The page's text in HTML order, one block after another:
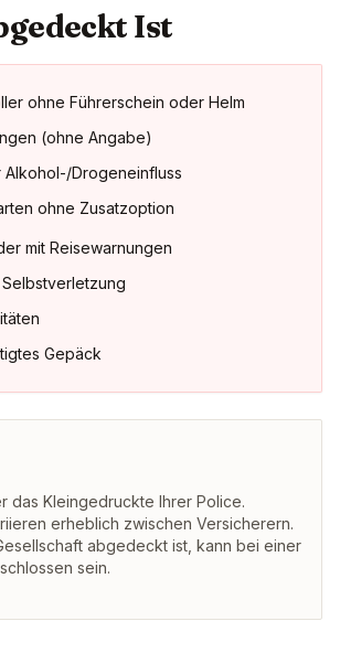
Ist
ohne Führerschein oder Helm
(ohne Angabe)
Alkohol-/Drogeneinfluss
ohne Zusatzoption
mit Reisewarnungen
Gepäck
das Kleingedruckte Ihrer Police.
erheblich zwischen Versicherern.
abgedeckt ist, kann bei einer
sein.